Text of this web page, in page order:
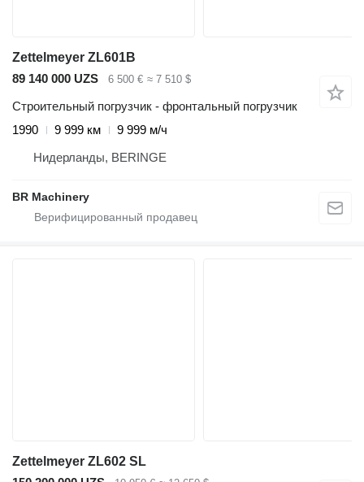
Zettelmeyer ZL601B
89 140 000 UZS
6 500 € ≈ 7 510 $
Строительный погрузчик - фронтальный погрузчик
1990
9 999 км
9 999 м/ч
Нидерланды, BERINGE
BR Machinery
Zettelmeyer ZL602 SL